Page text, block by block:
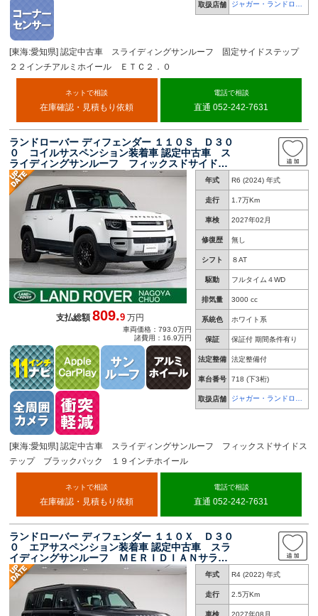
取扱店舗
ジャガー・ランドロー
[東海:愛知県] 認定中古車 スライディングサンルーフ 固定サイドステップ
２２インチアルミホイール ＥＴＣ２．０
ネットで相談
在庫確認・見積もり依頼
電話で相談
直通 052-242-7631
ランドローバー ディフェンダー １１０Ｓ Ｄ３０
０ コイルサスペンション装着車 認定中古車 ス
ライディングサンルーフ フィックスドサイドス
テップ ブラックパック １９インチホイール
アダプティブクルーズコントロール 純正ナビ
ミ電動シート ＥＴＣ２．０
年式 R6 (2024) 年式
走行 1.7万Km
車検 2027年02月
修復歴 無し
シフト ８AT
駆動 フルタイム４WD
排気量 3000 cc
系統色 ホワイト系
保証 保証付 期間条件有り
法定整備 法定整備付
車台番号 718 (下3桁)
取扱店舗
ジャガー・ランドロー
支払総額809.9 万円
車両価格：793.0万円
諸費用：16.9万円
[東海:愛知県] 認定中古車 スライディングサンルーフ フィックスドサイドス
テップ ブラックパック １９インチホイール
ネットで相談
在庫確認・見積もり依頼
電話で相談
直通 052-242-7631
ランドローバー ディフェンダー １１０Ｘ Ｄ３０
０ エアサスペンション装着車 認定中古車 スラ
イディングサンルーフ ＭＥＲＩＤＩＡＮサラウ
ンド デジタルミラー ２０インチホイール ア
ダプティブクルーズコントロール ３Ｄサラウン
ドカメラ ＴＦＴメーター ヘッドアップディス
プレイ
年式 R4 (2022) 年式
走行 2.5万Km
車検 2027年08月